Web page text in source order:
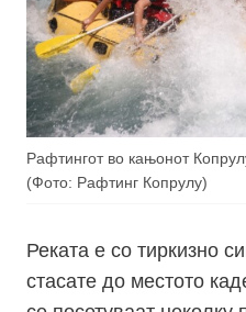
Рафтингот во кањонот
(Фото: Рафтинг Копрулу)
Реката е со тиркизно
стасате до местото